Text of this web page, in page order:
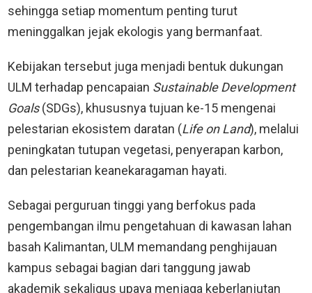
sehingga setiap momentum penting turut
meninggalkan jejak ekologis yang bermanfaat.
Kebijakan tersebut juga menjadi bentuk dukungan
ULM terhadap pencapaian Sustainable Development
Goals(SDGs), khususnya tujuan ke-15 mengenai
pelestarian ekosistem daratan (Life on Land), melalui
peningkatan tutupan vegetasi, penyerapan karbon,
dan pelestarian keanekaragaman hayati.
Sebagai perguruan tinggi yang berfokus pada
pengembangan ilmu pengetahuan di kawasan lahan
basah Kalimantan, ULM memandang penghijauan
kampus sebagai bagian dari tanggung jawab
akademik sekaligus upaya menjaga keberlanjutan